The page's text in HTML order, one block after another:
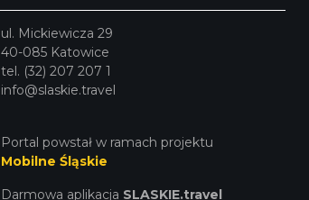
ul. Mickiewicza 29
40-085 Katowice
tel. (32) 207 207 1
info@slaskie.travel
Portal powstał w ramach projektu
Mobilne Śląskie
Darmowa aplikacja SLASKIE.travel